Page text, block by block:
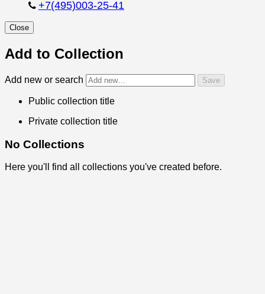
+7(495)003-25-41
Close
Add to Collection
Add new or search
Public collection title
Private collection title
No Collections
Here you'll find all collections you've created before.